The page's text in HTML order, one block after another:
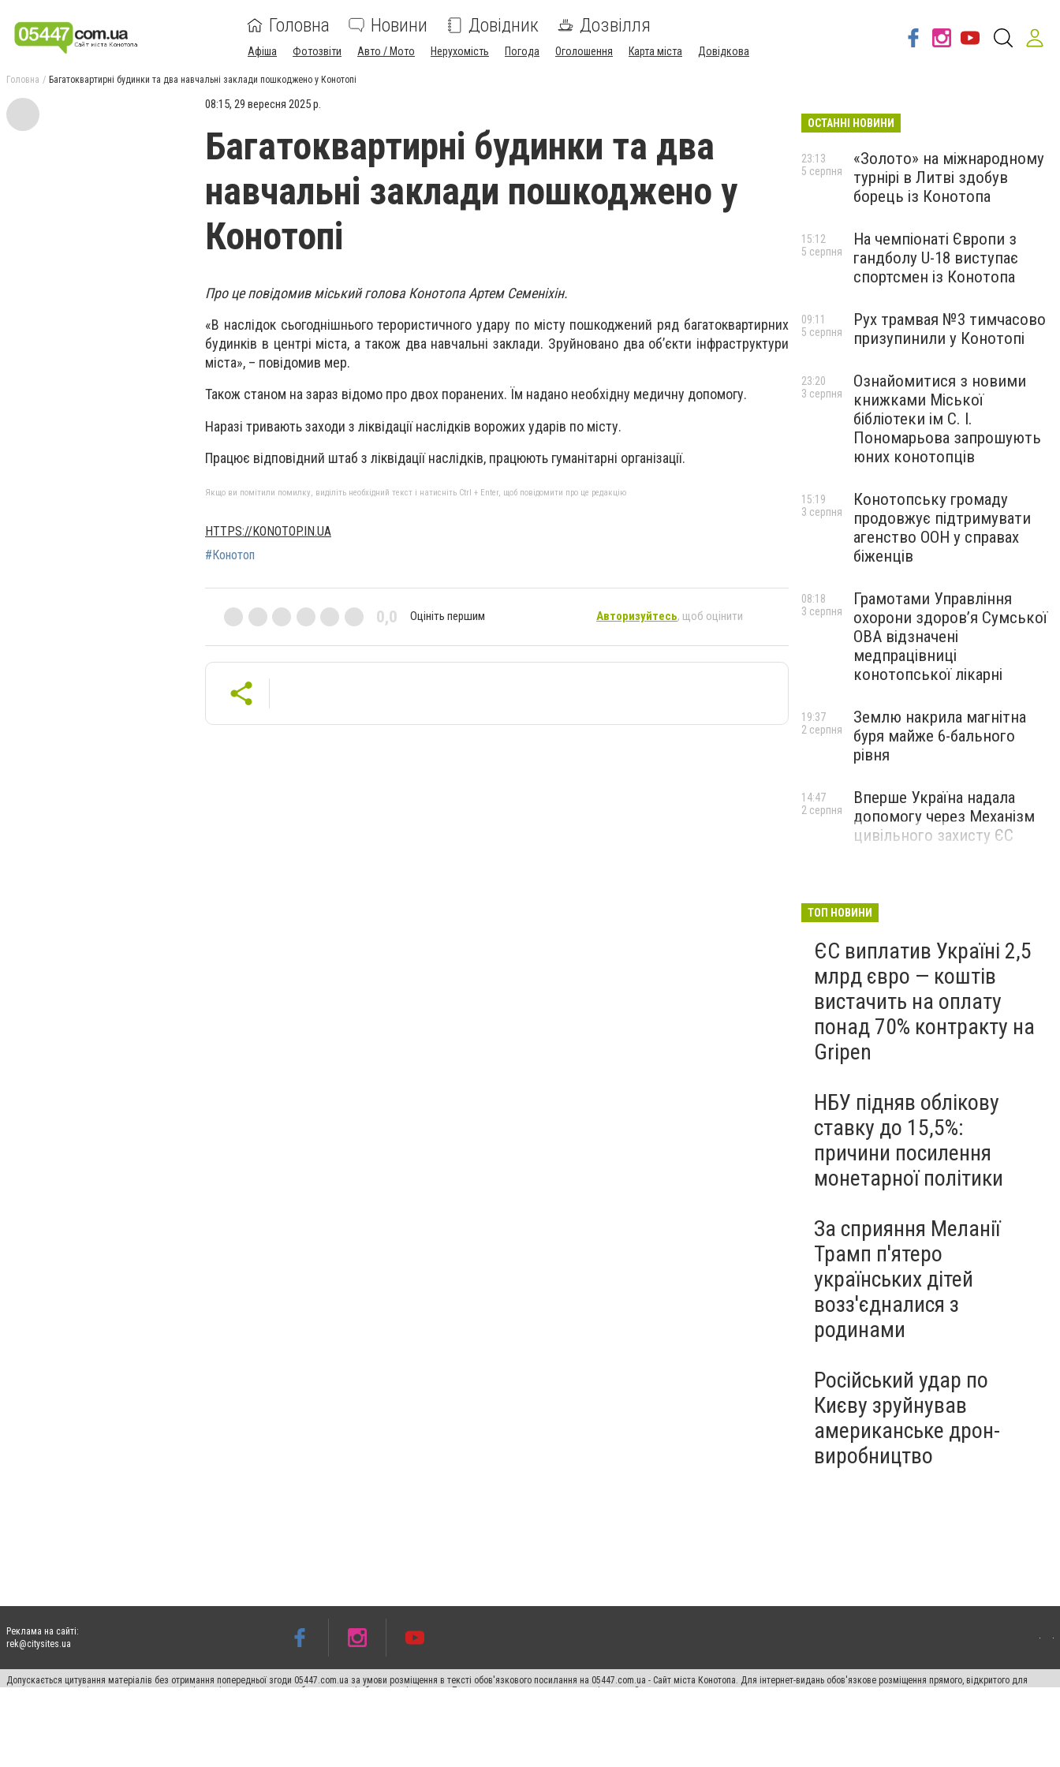
Головна Новини Довідник Дозвілля
Афіша Фотозвіти Авто / Мото Нерухомість Погода Оголошення Карта міста Довідкова
Головна Багатоквартирні будинки та два навчальні заклади пошкоджено у Конотопі
08:15, 29 вересня 2025 р.
Багатоквартирні будинки та два
навчальні заклади пошкоджено у
Конотопі
Про це повідомив міський голова Конотопа Артем Семеніхін.
«В наслідок сьогоднішнього терористичного удару по місту пошкоджений ряд багатоквартирних
будинків в центрі міста, а також два навчальні заклади. Зруйновано два об’єкти інфраструктури
міста», – повідомив мер.
Також станом на зараз відомо про двох поранених. Їм надано необхідну медичну допомогу.
Наразі тривають заходи з ліквідації наслідків ворожих ударів по місту.
Працює відповідний штаб з ліквідації наслідків, працюють гуманітарні організації.
Якщо ви помітили помилку, виділіть необхідний текст і натисніть Ctrl + Enter, щоб повідомити про це редакцію
HTTPS://KONOTOP.IN.UA
#Конотоп
0,0 Оцініть першим Авторизуйтесь, щоб оцінити
ОСТАННІ НОВИНИ
«Золото» на міжнародному
турнірі в Литві здобув
борець із Конотопа
23:13
5 серпня
На чемпіонаті Європи з
гандболу U-18 виступає
спортсмен із Конотопа
15:12
5 серпня
Рух трамвая №3 тимчасово
призупинили у Конотопі
09:11
5 серпня
Ознайомитися з новими
книжками Міської
бібліотеки ім С. І.
Пономарьова запрошують
юних конотопців
23:20
3 серпня
Конотопську громаду
продовжує підтримувати
агенство ООН у справах
біженців
15:19
3 серпня
Грамотами Управління
охорони здоров’я Сумської
ОВА відзначені
медпрацівниці
конотопської лікарні
08:18
3 серпня
Землю накрила магнітна
буря майже 6-бального
рівня
19:37
2 серпня
Вперше Україна надала
допомогу через Механізм
цивільного захисту ЄС
14:47
2 серпня
ТОП НОВИНИ
ЄС виплатив Україні 2,5
млрд євро — коштів
вистачить на оплату
понад 70% контракту на
Gripen
НБУ підняв облікову
ставку до 15,5%:
причини посилення
монетарної політики
За сприяння Меланії
Трамп п'ятеро
українських дітей
возз'єдналися з
родинами
Російський удар по
Києву зруйнував
американське дрон-
виробництво
Реклама на сайті:
rek@citysites.ua
Допускається цитування матеріалів без отримання попередньої згоди 05447.com.ua за умови розміщення в тексті обов'язкового посилання на 05447.com.ua - Сайт міста Конотопа. Для інтернет-видань обов'язкове розміщення прямого, відкритого для
пошукових систем гіперпосилання на цитовані статті не нижче другого абзацу в тексті або в якості джерела. Порушення виняткових прав переслідується Законом.